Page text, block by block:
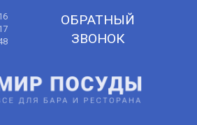
ОБРАТНЫЙ
ЗВОНОК